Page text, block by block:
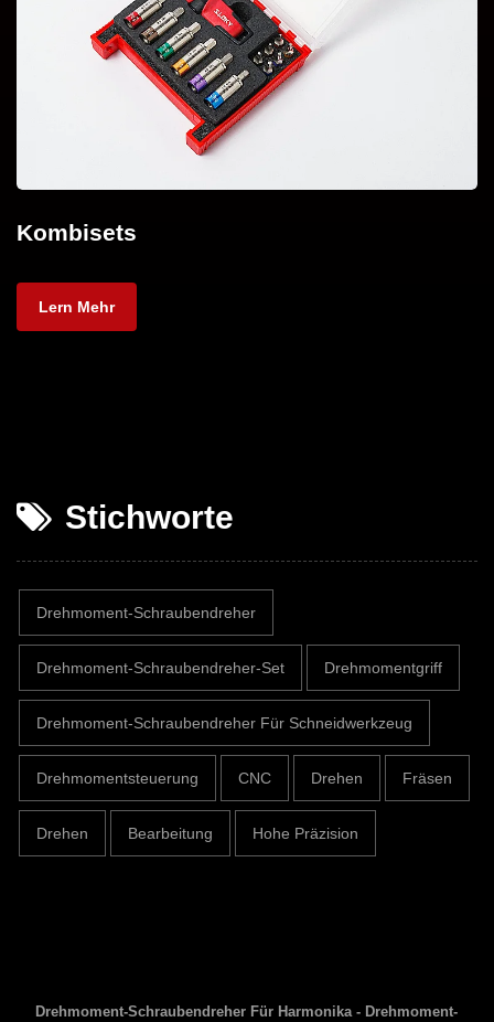
Kombisets
Lern Mehr
Stichworte
Drehmoment-Schraubendreher
Drehmoment-Schraubendreher-Set Drehmomentgriff
Drehmoment-Schraubendreher Für Schneidwerkzeug
Drehmomentsteuerung CNC Drehen Fräsen
Drehen Bearbeitung Hohe Präzision
Drehmoment-Schraubendreher Für Harmonika - Drehmoment-